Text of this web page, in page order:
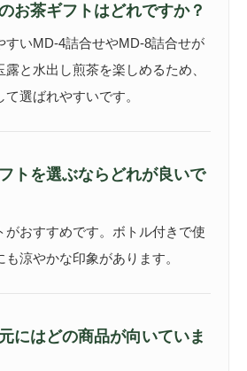
お茶ギフトはどれですか？
すいMD-4詰合せやMD-8詰合せが
露と水出し煎茶を楽しめるため、
選ばれやすいです。
トを選ぶならどれが良いで
がおすすめです。ボトル付きで使
涼やかな印象があります。
にはどの商品が向いていま